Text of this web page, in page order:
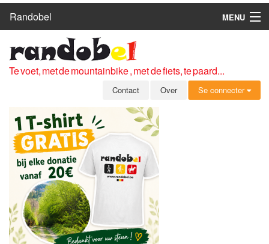
Randobel
MENU
ROUTES
CLUBS
OVER
LEDEN
ZICH AANMELDEN
GRATIS REGISTRATIE
WACHTWOORD VERGETEN
Te voet, met de mountainbike , met de fiets, te paard...
Contact Over Se connecter